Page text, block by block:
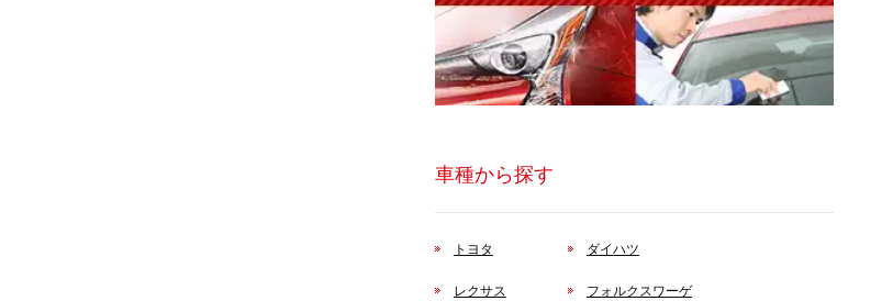
車種から探す
トヨタ
レクサス
ダイハツ
フォルクスワーゲ